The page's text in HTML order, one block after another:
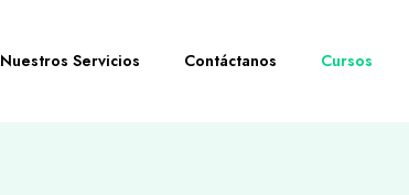
Nuestros Servicios Contáctanos Cursos